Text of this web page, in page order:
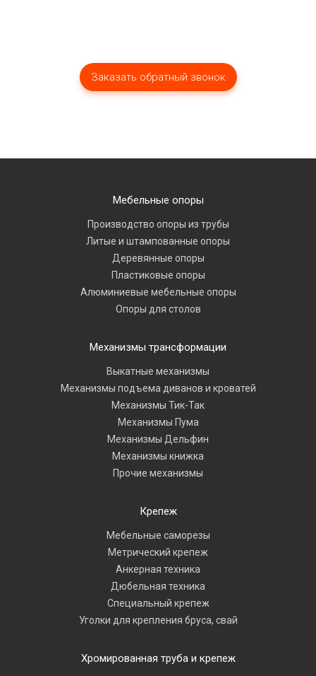
Мебельные опоры
Производство опоры из трубы
Литые и штампованные опоры
Деревянные опоры
Пластиковые опоры
Алюминиевые мебельные опоры
Опоры для столов
Механизмы трансформации
Выкатные механизмы
Механизмы подъема диванов и кроватей
Механизмы Тик-Так
Механизмы Пума
Механизмы Дельфин
Механизмы книжка
Прочие механизмы
Крепеж
Мебельные саморезы
Метрический крепеж
Анкерная техника
Дюбельная техника
Специальный крепеж
Уголки для крепления бруса, свай
Хромированная труба и крепеж